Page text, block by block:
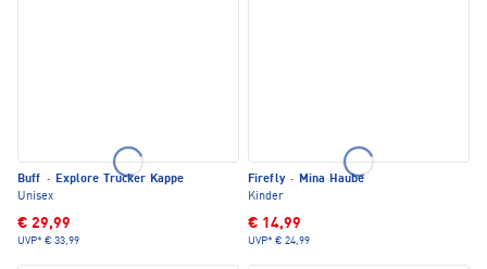
Buff · Explore Trucker Kappe
Unisex
€ 29,99
UVP* € 33,99
Firefly · Mina Haube
Kinder
€ 14,99
UVP* € 24,99